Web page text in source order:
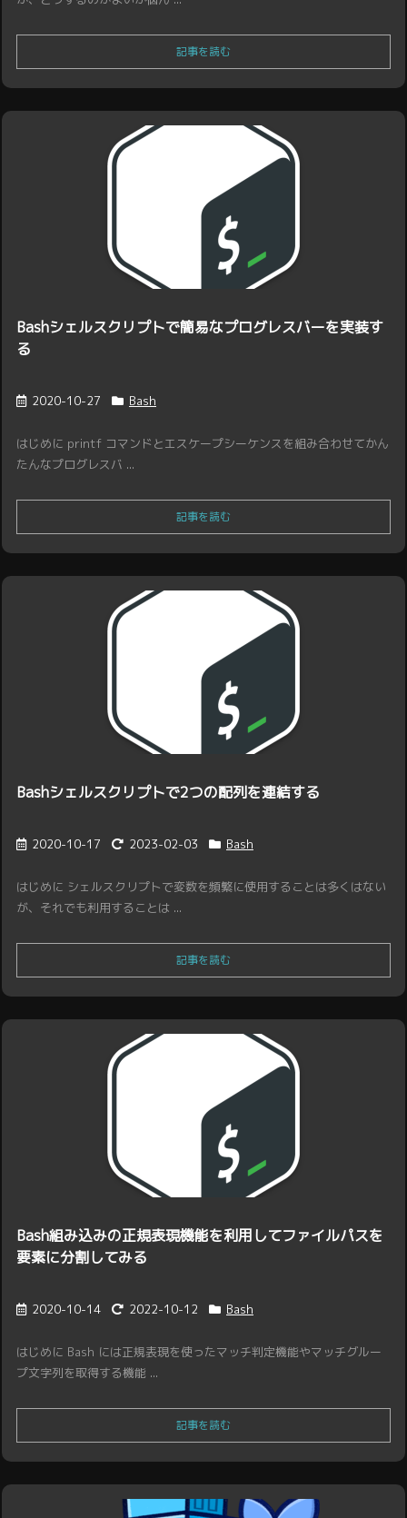
記事を読む
Bashシェルスクリプトで簡易なプログレスバーを実装す
る
2020-10-27 Bash
はじめに printf コマンドとエスケープシーケンスを組み合わせてかん
たんなプログレスバ ...
記事を読む
Bashシェルスクリプトで2つの配列を連結する
2020-10-17 2023-02-03 Bash
はじめに シェルスクリプトで変数を頻繁に使用することは多くはない
が、それでも利用することは ...
記事を読む
Bash組み込みの正規表現機能を利用してファイルパスを
要素に分割してみる
2020-10-14 2022-10-12 Bash
はじめに Bash には正規表現を使ったマッチ判定機能やマッチグルー
プ文字列を取得する機能 ...
記事を読む